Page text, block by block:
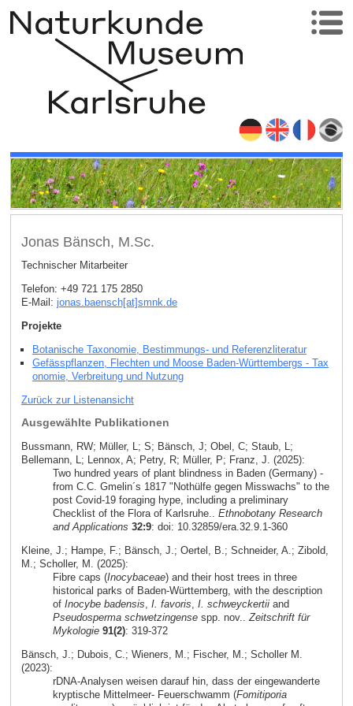
Jonas Bänsch, M.Sc.
Technischer Mitarbeiter
Telefon: +49 721 175 2850
E-Mail: jonas.baensch[at]smnk.de
Projekte
Botanische Taxonomie, Bestimmungs- und Referenzliteratur
Gefässpflanzen, Flechten und Moose Baden-Württembergs - Tax
onomie, Verbreitung und Nutzung
Zurück zur Listenansicht
Ausgewählte Publikationen
Bussmann, RW; Müller, L; S; Bänsch, J; Obel, C; Staub, L;
Bellemann, L; Lennox, A; Petry, R; Müller, P; Franz, J. (2025):
Two hundred years of plant blindness in Baden (Germany) -
from C.C. Gmelin´s 1817 "Nothülfe gegen Misswachs" to the
post Covid-19 foraging hype, including a preliminary
Checklist of the Flora of Karlsruhe.. Ethnobotany Research
and Applications 32:9: doi: 10.32859/era.32.9.1-360
Kleine, J.; Hampe, F.; Bänsch, J.; Oertel, B.; Schneider, A.; Zibold,
M.; Scholler, M. (2025):
Fibre caps (Inocybaceae) and their host trees in three
historical parks of Baden-Württemberg, with the description
of Inocybe badensis, I. favoris, I. schweyckertiiand
Pseudosperma schwetzingensespp. nov..Zeitschrift für
Mykologie 91(2): 319-372
Bänsch, J.; Dubois, C.; Wieners, M.; Fischer, M.; Scholler M.
(2023):
rDNA-Analysen weisen darauf hin, dass der eingewanderte
kryptische Mittelmeer- Feuerschwamm (Fomitiporia